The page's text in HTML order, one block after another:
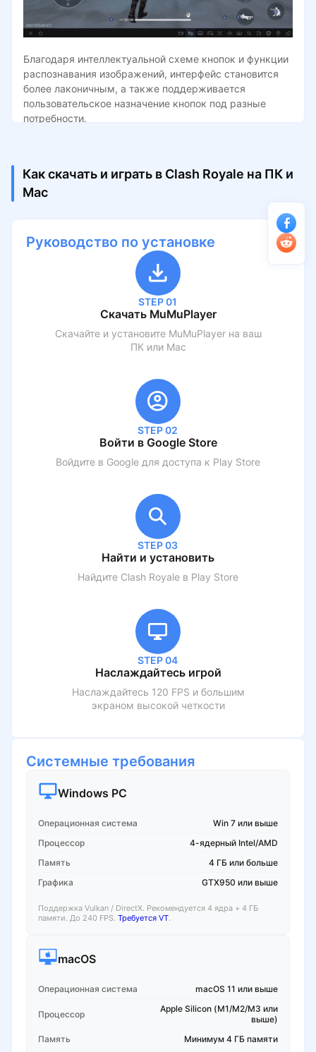
Благодаря интеллектуальной схеме кнопок и функции
распознавания изображений, интерфейс становится
более лаконичным, а также поддерживается
пользовательское назначение кнопок под разные
потребности.
Как скачать и играть в Clash Royale на ПК и
Mac
Руководство по установке
STEP 01
Скачать MuMuPlayer
Скачайте и установите MuMuPlayer на ваш
ПК или Mac
STEP 02
Войти в Google Store
Войдите в Google для доступа к Play Store
STEP 03
Найти и установить
Найдите Clash Royale в Play Store
STEP 04
Наслаждайтесь игрой
Наслаждайтесь 120 FPS и большим
экраном высокой четкости
Системные требования
Windows PC
Операционная система
Win 7 или выше
Процессор
4-ядерный Intel/AMD
Память
4 ГБ или больше
Графика
GTX950 или выше
Поддержка Vulkan / DirectX. Рекомендуется 4 ядра + 4 ГБ
памяти. До 240 FPS. Требуется VT.
macOS
Операционная система macOS 11 или выше
Процессор
Apple Silicon (M1/M2/M3 или
выше)
Память
Минимум 4 ГБ памяти